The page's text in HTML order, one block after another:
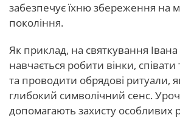
забезпечує їхню збереження на
покоління.
Як приклад, на святкування
навчається робити вінки, співати
та проводити обрядові ритуали,
глибокий символічний сенс.
допомагають захисту особливих